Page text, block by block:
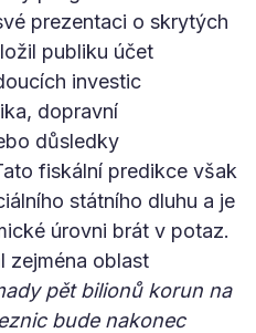
prezentaci o skrytých
publiku účet
investic
dopravní
důsledky
fiskální predikce však
státního dluhu a je
úrovni brát v potaz.
zejména oblast
pět bilionů korun na
bude nakonec